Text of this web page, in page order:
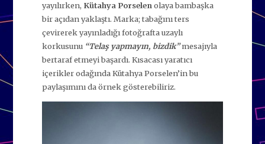
yayılırken, Kütahya Porselenolaya bambaşka
bir açıdan yaklaştı. Marka; tabağını ters
çevirerek yayınladığı fotoğrafta uzaylı
korkusunu “Telaş yapmayın, bizdik” mesajıyla
bertaraf etmeyi başardı. Kısacası yaratıcı
içerikler odağında Kütahya Porselen’in bu
paylaşımını da örnek gösterebiliriz.